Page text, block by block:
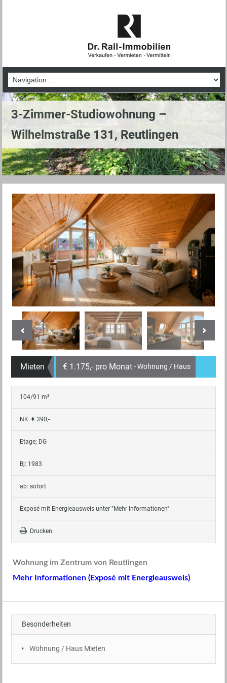
3-Zimmer-Studiowohnung –
Wilhelmstraße 131, Reutlingen
Mieten € 1.175,- pro Monat- Wohnung / Haus
104/91 m²
NK: € 390,-
Etage; DG
Bj: 1983
ab: sofort
Exposé mit Energieausweis unter "Mehr Informationen"
Drucken
Wohnung im Zentrum von Reutlingen
Mehr Informationen (Exposé mit Energieausweis)
Besonderheiten
Wohnung / Haus Mieten